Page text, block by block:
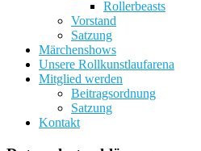
Rollerbeasts
Vorstand
Satzung
Märchenshows
Unsere Rollkunstlaufarena
Mitglied werden
Beitragsordnung
Satzung
Kontakt